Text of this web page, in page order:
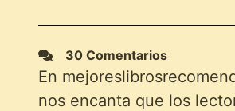
30 Comentarios
En
nos encanta que los